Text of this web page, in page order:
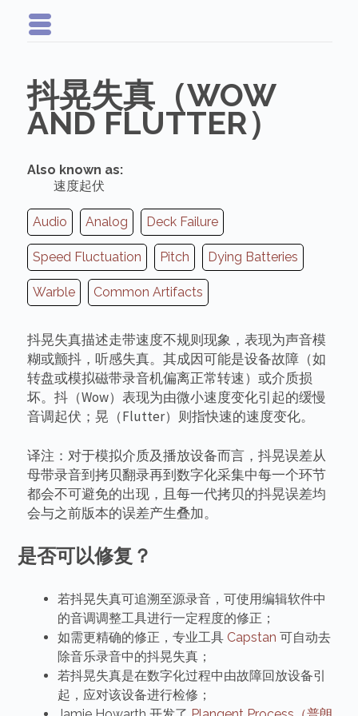
抖晃失真（WOW
AND FLUTTER）
Also known as:
速度起伏
Audio Analog Deck Failure
Speed Fluctuation Pitch Dying Batteries
Warble Common Artifacts
抖晃失真描述走带速度不规则现象，表现为声音模
糊或颤抖，听感失真。其成因可能是设备故障（如
转盘或模拟磁带录音机偏离正常转速）或介质损
坏。抖（Wow）表现为由微小速度变化引起的缓慢
音调起伏；晃（Flutter）则指快速的速度变化。
译注：对于模拟介质及播放设备而言，抖晃误差从
母带录音到拷贝翻录再到数字化采集中每一个环节
都会不可避免的出现，且每一代拷贝的抖晃误差均
会与之前版本的误差产生叠加。
是否可以修复？
若抖晃失真可追溯至源录音，可使用编辑软件中
的音调调整工具进行一定程度的修正；
如需更精确的修正，专业工具 Capstan 可自动去
除音乐录音中的抖晃失真；
若抖晃失真是在数字化过程中由故障回放设备引
起，应对该设备进行检修；